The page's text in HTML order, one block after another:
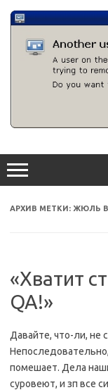
содержимому
АРХИВ МЕТКИ: ЖЮЛЬ
«Хватит
QA!»
Давайте, что-ли,
помешает. Дела
суровеют, и зп все